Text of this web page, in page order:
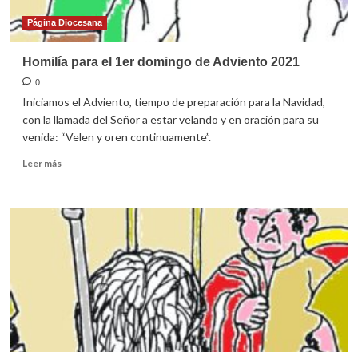
Página Diocesana
Homilía para el 1er domingo de Adviento 2021
0
Iniciamos el Adviento, tiempo de preparación para la Navidad,
con la llamada del Señor a estar velando y en oración para su
venida: “Velen y oren continuamente”.
Leer másLeer
Homilía
para
1er
domingo
Adviento
2021